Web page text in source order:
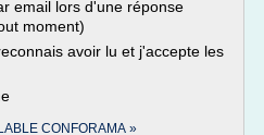
email lors d'une réponse
moment)
avoir lu et j'accepte les
CONFORAMA »